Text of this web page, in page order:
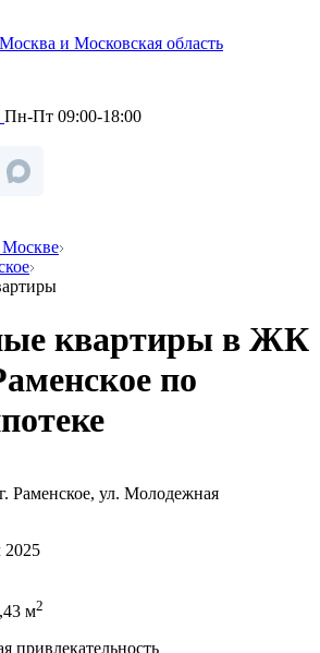
Москва и Московская область
Пн-Пт 09:00-18:00
квартиры в ЖК
по
Раменское, ул. Молодежная
2025
м2
привлекательность